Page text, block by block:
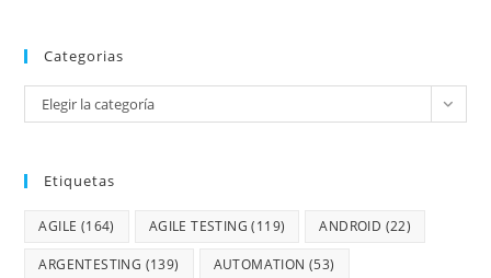
Categorias
Elegir la categoría
Etiquetas
AGILE (164) AGILE TESTING (119) ANDROID (22)
ARGENTESTING (139) AUTOMATION (53)